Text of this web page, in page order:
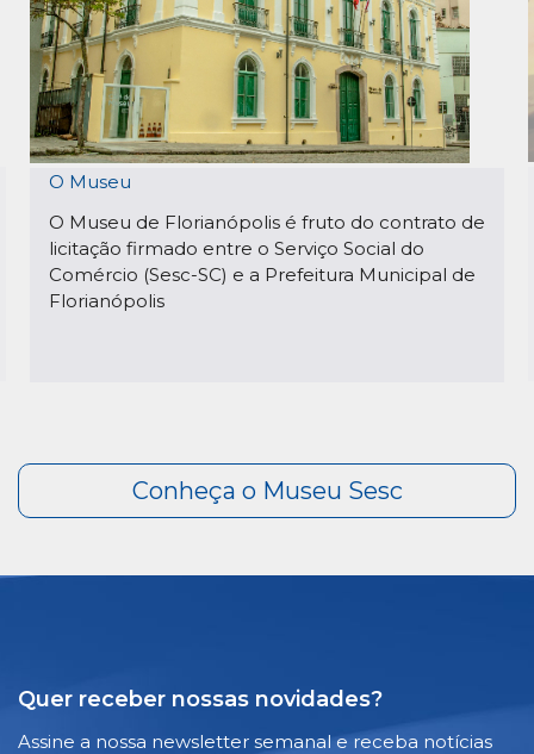
O Museu
O Museu de Florianópolis é fruto do contrato de
licitação firmado entre o Serviço Social do
Comércio (Sesc-SC) e a Prefeitura Municipal de
Florianópolis
Quer receber nossas novidades?
Assine a nossa newsletter semanal e receba notícias